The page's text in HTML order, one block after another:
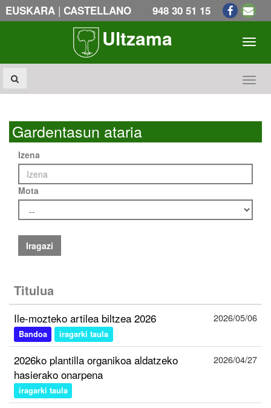
EUSKARA | CASTELLANO 948 30 51 15
Ultzama
Gardentasun ataria
Izena
Mota
Iragazi
Titulua
Ile-mozteko artilea biltzea 2026
Bandoa iragarki taula
2026/05/06
2026ko plantilla organikoa aldatzeko
hasierako onarpena
iragarki taula
2026/04/27